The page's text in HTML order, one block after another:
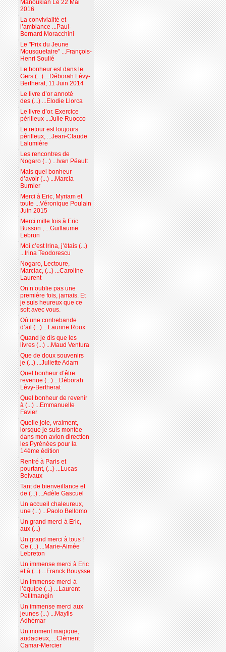
Manoukian Le 22 Mai
2016
La convivialité et
l’ambiance ...Paul-
Bernard Moracchini
Le "Prix du Jeune
Mousquetaire" ...François-
Henri Soulié
Le bonheur est dans le
Gers (...) ...Déborah Lévy-
Bertherat, 11 Juin 2014
Le livre d’or annoté
des (...) ...Elodie Llorca
Le livre d’or. Exercice
périlleux ...Julie Ruocco
Le retour est toujours
périlleux, ...Jean-Claude
Lalumière
Les rencontres de
Nogaro (...) ...Ivan Péault
Mais quel bonheur
d’avoir (...) ...Marcia
Burnier
Merci à Eric, Myriam et
toute ...Véronique Poulain
Juin 2015
Merci mille fois à Eric
Busson , ...Guillaume
Lebrun
Moi c’est Irina, j’étais (...)
...Irina Teodorescu
Nogaro, Lectoure,
Marciac, (...) ...Caroline
Laurent
On n’oublie pas une
première fois, jamais. Et
je suis heureux que ce
soit avec vous.
Où une contrebande
d’ail (...) ...Laurine Roux
Quand je dis que les
livres (...) ...Maud Ventura
Que de doux souvenirs
je (...) ...Juliette Adam
Quel bonheur d’être
revenue (...) ...Déborah
Lévy-Bertherat
Quel bonheur de revenir
à (...) ...Emmanuelle
Favier
Quelle joie, vraiment,
lorsque je suis montée
dans mon avion direction
les Pyrénées pour la
14ème édition
Rentré à Paris et
pourtant, (...) ...Lucas
Belvaux
Tant de bienveillance et
de (...) ...Adèle Gascuel
Un accueil chaleureux,
une (...) ...Paolo Bellomo
Un grand merci à Eric,
aux (...)
Un grand merci à tous !
Ce (...) ...Marie-Aimée
Lebreton
Un immense merci à Eric
et à (...) ...Franck Bouysse
Un immense merci à
l’équipe (...) ...Laurent
Petitmangin
Un immense merci aux
jeunes (...) ...Maylis
Adhémar
Un moment magique,
audacieux, ...Clément
Camar-Mercier